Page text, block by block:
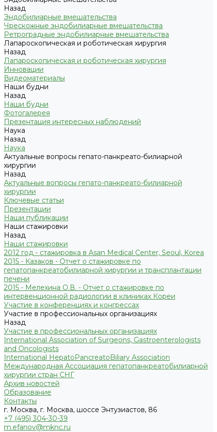
Назад
Эндобилиарные вмешательства
Чрескожные эндобилиарные вмешательства
Ретроградные эндобилиарные вмешательства
Лапароскопическая и роботическая хирургия
Назад
Лапароскопическая и роботическая хирургия
Инновации
Видеоматериалы
Наши будни
Назад
Наши будни
Фотогалерея
Презентация интересных наблюдений
Наука
Назад
Наука
Актуальные вопросы гепато-панкреато-билиарной
хирургии
Назад
Актуальные вопросы гепато-панкреато-билиарной
хирургии
Ключевые статьи
Презентации
Наши публикации
Наши стажировки
Назад
Наши стажировки
2012 год - стажировка в Asan Medical Center, Seoul, Korea
2015 - Казаков - Отчет о стажировке по
гепатопанкреатобилиарной хирургии и трансплантации
печени
2015 - Мелехина О.В. - Отчет о стажировке по
интервенционной радиологии в клиниках Кореи
Участие в конференциях и конгрессах
Участие в профессиональных организациях
Назад
Участие в профессиональных организациях
International Association of Surgeons, Gastroenterologists
and Oncologists
International HepatoPancreatoBiliary Association
Международная Ассоциация гепатопанкреатобилиарной
хирургии стран СНГ
Архив новостей
Образование
Контакты
г. Москва, г. Москва, шоссе Энтузиастов, 86
+7 (495) 304-30-39
m.efanov@mknc.ru